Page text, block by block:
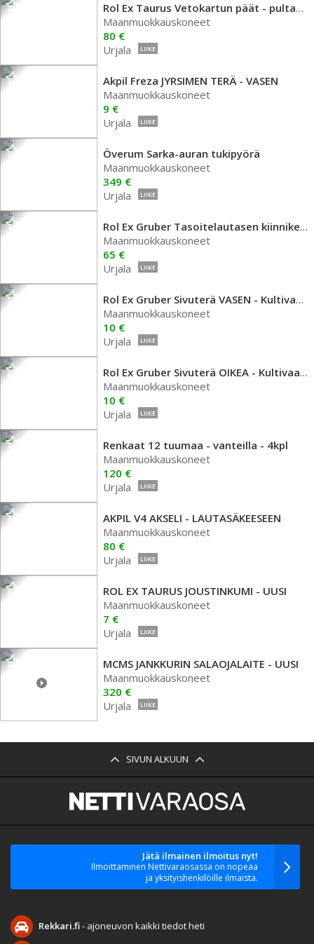
Rol Ex Taurus Vetokartun päät - pultattavat
Maanmuokkauskoneet
80 €
Urjala
LIIKE
Akpil Freza JYRSIMEN TERÄ - VASEN
Maanmuokkauskoneet
9 €
Urjala
LIIKE
Överum Sarka-auran tukipyörä
Maanmuokkauskoneet
349 €
Urjala
LIIKE
Rol Ex Gruber Tasoitelautasen kiinnikevarsi
Maanmuokkauskoneet
65 €
Urjala
LIIKE
Rol Ex Gruber Sivuterä VASEN - Kultivaattori
Maanmuokkauskoneet
10 €
Urjala
LIIKE
Rol Ex Gruber Sivuterä OIKEA - Kultivaattori
Maanmuokkauskoneet
10 €
Urjala
LIIKE
Renkaat 12 tuumaa - vanteilla - 4kpl
Maanmuokkauskoneet
120 €
Urjala
LIIKE
AKPIL V4 AKSELI - LAUTASÄKEESEEN
Maanmuokkauskoneet
80 €
Urjala
LIIKE
ROL EX TAURUS JOUSTINKUMI - UUSI
Maanmuokkauskoneet
7 €
Urjala
LIIKE
MCMS JANKKURIN SALAOJALAITE - UUSI
Maanmuokkauskoneet
320 €
Urjala
LIIKE
SIVUN ALKUUN
Jätä ilmainen ilmoitus nyt!
Ilmoittaminen Nettivaraosassa on nopeaa
ja yksityishenkilöille ilmaista.
Rekkari.fi- ajoneuvon kaikki tiedot heti